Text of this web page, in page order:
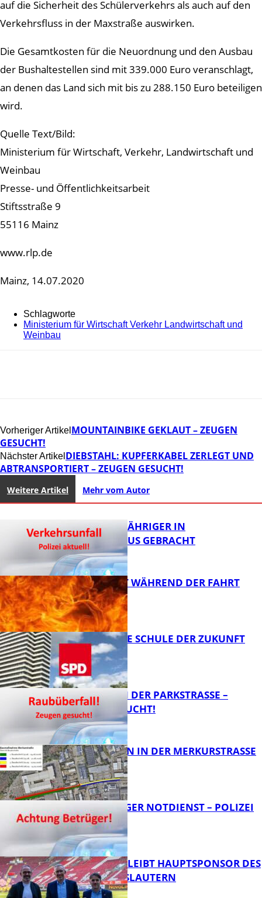
auf die Sicherheit des Schülerverkehrs als auch auf den
Verkehrsfluss in der Maxstraße auswirken.
Die Gesamtkosten für die Neuordnung und den Ausbau
der Bushaltestellen sind mit 339.000 Euro veranschlagt,
an denen das Land sich mit bis zu 288.150 Euro beteiligen
wird.
Quelle Text/Bild:
Ministerium für Wirtschaft, Verkehr, Landwirtschaft und
Weinbau
Presse- und Öffentlichkeitsarbeit
Stiftsstraße 9
55116 Mainz
www.rlp.de
Mainz, 14.07.2020
Schlagworte
Ministerium für Wirtschaft Verkehr Landwirtschaft und
Weinbau
Vorheriger Artikel MOUNTAINBIKE GEKLAUT – ZEUGEN
GESUCHT!
Nächster Artikel DIEBSTAHL: KUPFERKABEL ZERLEGT UND
ABTRANSPORTIERT – ZEUGEN GESUCHT!
Weitere Artikel Mehr vom Autor
FB News
UNFALL: 58-JÄHRIGER IN
KRANKENHAUS GEBRACHT
FB News
AUTO FÄNGT WÄHREND DER FAHRT
FEUER
WIE SIEHT DIE SCHULE DER ZUKUNFT
AUS?
FB News
ÜBERFALL IN DER PARKSTRASSE – Z
EUGEN GESUCHT!
BAUARBEITEN IN DER MERKURSTRASSE
FB News
FRAGWÜRDIGER NOTDIENST – POLIZEI
WARNT
NOVOLINE BLEIBT HAUPTSPONSOR DES
1. FC KAISERSLAUTERN